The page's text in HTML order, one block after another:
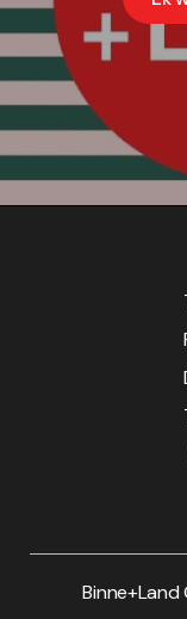
Binne+Land